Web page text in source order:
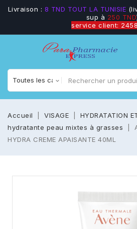
Livraison : 8 TND TOUT LA TUNISIE
sup à 250 TND
service client:
Accueil VISAGE HYDRATATION
hydratante peau mixtes à grasses
HYDRA CREME APAISANTE 40ML